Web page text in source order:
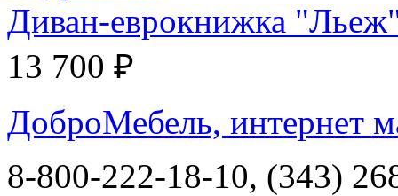
Диван-еврокнижка
13 700 ₽
ДоброМебель, интернет
8-800-222-18-10, (343)